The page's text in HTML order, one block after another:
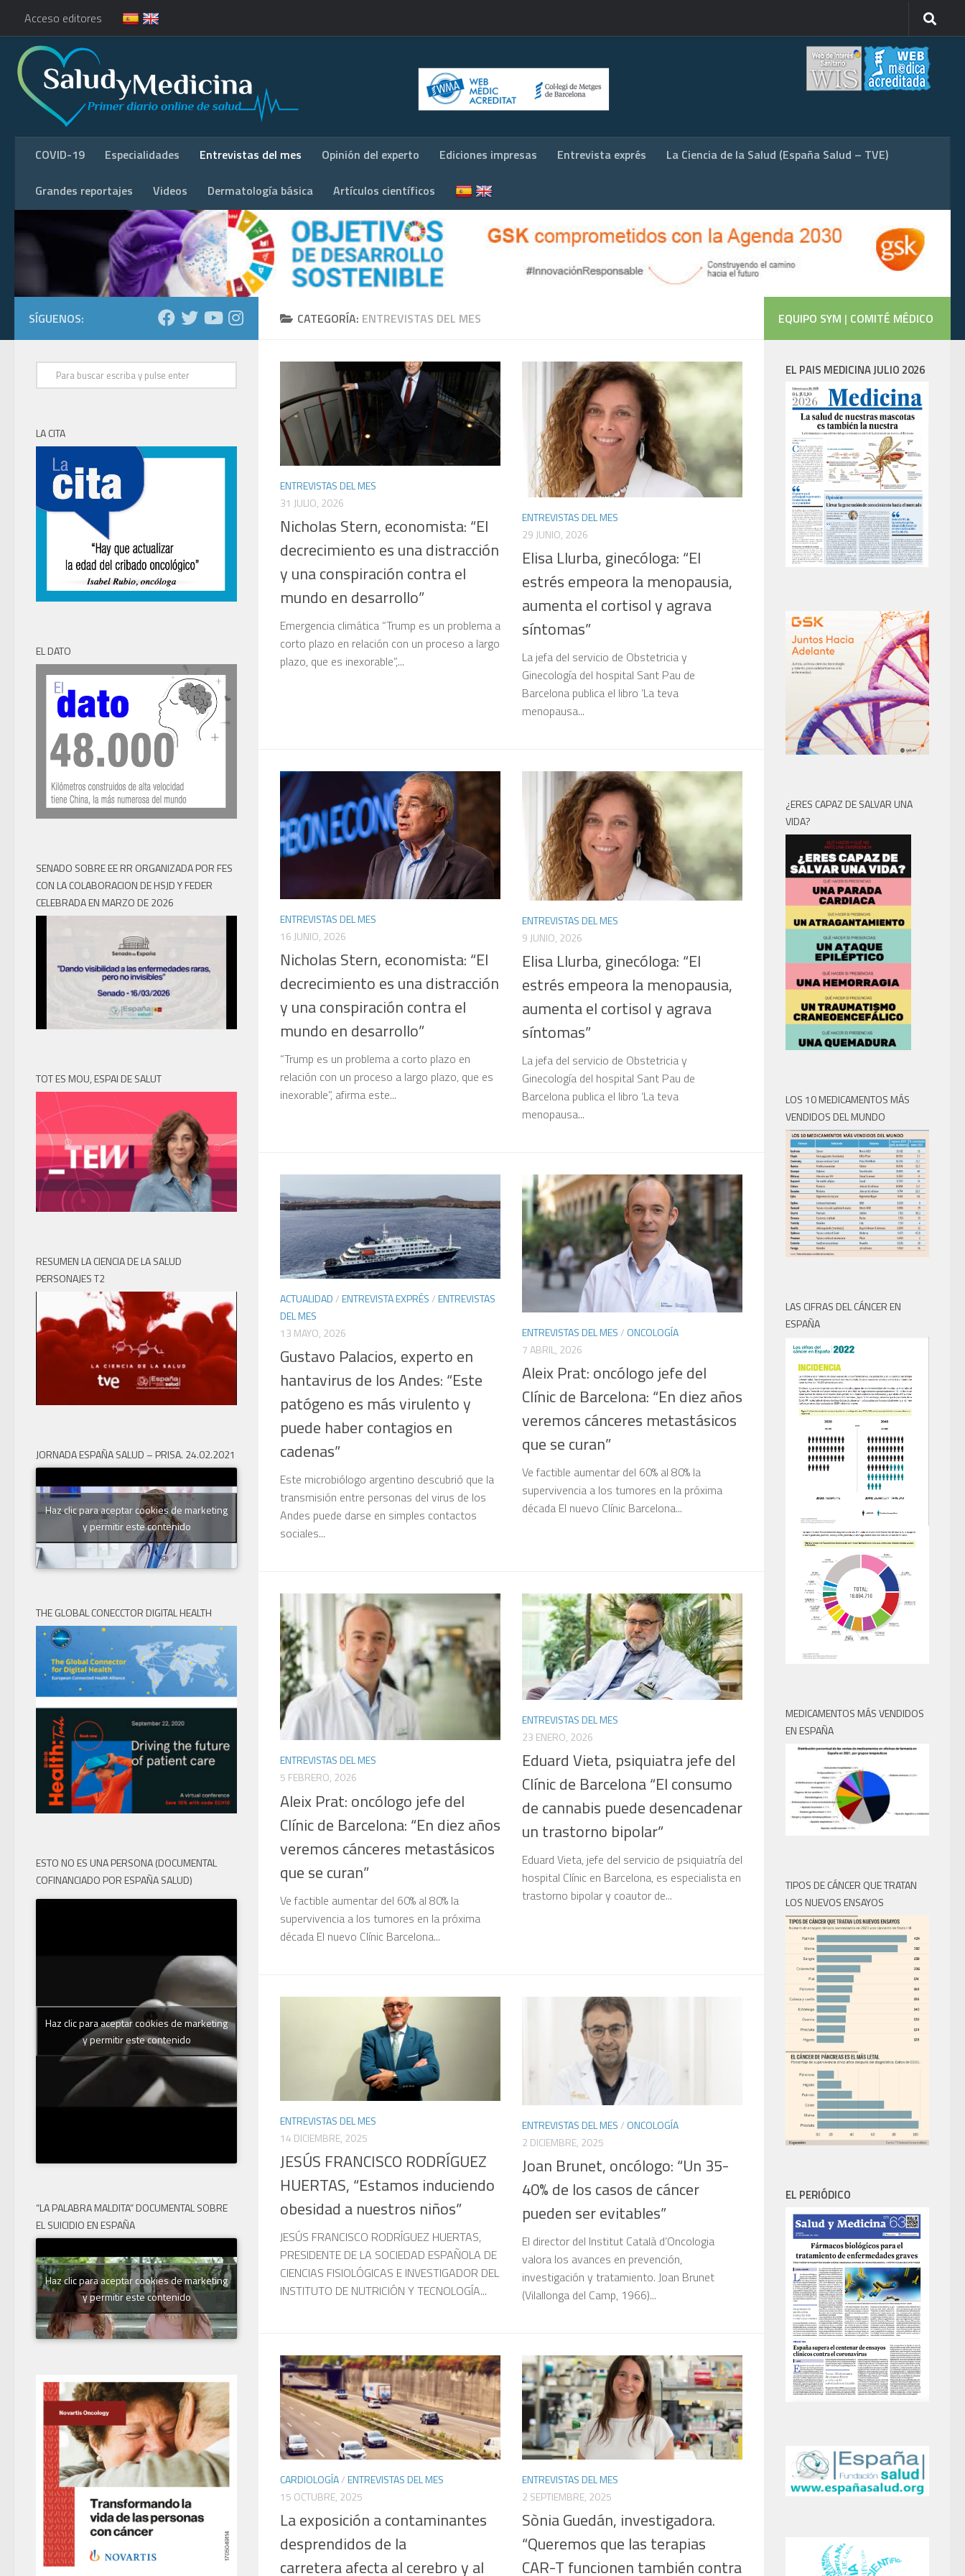
Acceso editores
COVID-19 Especialidades Entrevistas del mes Opinión del experto Ediciones impresas Entrevista exprés La Ciencia de la Salud (España Salud – TVE)
Grandes reportajes Videos Dermatología básica Artículos científicos
CATEGORÍA: ENTREVISTAS DEL MES
ENTREVISTAS DEL MES
31 JULIO, 2026
Nicholas Stern, economista: “El
decrecimiento es una distracción
y una conspiración contra el
mundo en desarrollo”
Emergencia climática “Trump es un problema a
corto plazo en relación con un proceso a largo
plazo, que es inexorable”,...
ENTREVISTAS DEL MES
29 JUNIO, 2026
Elisa Llurba, ginecóloga: “El
estrés empeora la menopausia,
aumenta el cortisol y agrava
síntomas”
La jefa del servicio de Obstetricia y
Ginecología del hospital Sant Pau de
Barcelona publica el libro ‘La teva
menopausa...
ENTREVISTAS DEL MES
16 JUNIO, 2026
Nicholas Stern, economista: “El
decrecimiento es una distracción
y una conspiración contra el
mundo en desarrollo”
“Trump es un problema a corto plazo en
relación con un proceso a largo plazo, que es
inexorable”, afirma este...
ENTREVISTAS DEL MES
9 JUNIO, 2026
Elisa Llurba, ginecóloga: “El
estrés empeora la menopausia,
aumenta el cortisol y agrava
síntomas”
La jefa del servicio de Obstetricia y
Ginecología del hospital Sant Pau de
Barcelona publica el libro ‘La teva
menopausa...
ACTUALIDAD/ENTREVISTA EXPRÉS/ENTREVISTAS
DEL MES
13 MAYO, 2026
Gustavo Palacios, experto en
hantavirus de los Andes: “Este
patógeno es más virulento y
puede haber contagios en
cadenas”
Este microbiólogo argentino descubrió que la
transmisión entre personas del virus de los
Andes puede darse en simples contactos
sociales...
ENTREVISTAS DEL MES/ ONCOLOGÍA
7 ABRIL, 2026
Aleix Prat: oncólogo jefe del
Clínic de Barcelona: “En diez años
veremos cánceres metastásicos
que se curan”
Ve factible aumentar del 60% al 80% la
supervivencia a los tumores en la próxima
década El nuevo Clínic Barcelona...
ENTREVISTAS DEL MES
5 FEBRERO, 2026
Aleix Prat: oncólogo jefe del
Clínic de Barcelona: “En diez años
veremos cánceres metastásicos
que se curan”
Ve factible aumentar del 60% al 80% la
supervivencia a los tumores en la próxima
década El nuevo Clínic Barcelona...
ENTREVISTAS DEL MES
23 ENERO, 2026
Eduard Vieta, psiquiatra jefe del
Clínic de Barcelona “El consumo
de cannabis puede desencadenar
un trastorno bipolar”
Eduard Vieta, jefe del servicio de psiquiatría del
hospital Clínic en Barcelona, es especialista en
trastorno bipolar y coautor de...
ENTREVISTAS DEL MES
14 DICIEMBRE, 2025
JESÚS FRANCISCO RODRÍGUEZ
HUERTAS, “Estamos induciendo
obesidad a nuestros niños”
JESÚS FRANCISCO RODRÍGUEZ HUERTAS,
PRESIDENTE DE LA SOCIEDAD ESPAÑOLA DE
CIENCIAS FISIOLÓGICAS E INVESTIGADOR DEL
INSTITUTO DE NUTRICIÓN Y TECNOLOGÍA...
ENTREVISTAS DEL MES/ ONCOLOGÍA
2 DICIEMBRE, 2025
Joan Brunet, oncólogo: “Un 35-
40% de los casos de cáncer
pueden ser evitables”
El director del Institut Català d’Oncologia
valora los avances en prevención,
investigación y tratamiento. Joan Brunet
(Vilallonga del Camp, 1966)...
CARDIOLOGÍA/ENTREVISTAS DEL MES
15 OCTUBRE, 2025
La exposición a contaminantes
desprendidos de la
carretera afecta al cerebro y al
ENTREVISTAS DEL MES
2 SEPTIEMBRE, 2025
Sònia Guedán, investigadora.
“Queremos que las terapias
CAR-T funcionen también contra
SÍGUENOS:
LA CITA
EL DATO
SENADO SOBRE EE RR ORGANIZADA POR FES
CON LA COLABORACION DE HSJD Y FEDER
CELEBRADA EN MARZO DE 2026
TOT ES MOU, ESPAI DE SALUT
RESUMEN LA CIENCIA DE LA SALUD
PERSONAJES T2
JORNADA ESPAÑA SALUD – PRISA. 24.02.2021
Haz clic para aceptar cookies de marketing
y permitir este contenido
THE GLOBAL CONECCTOR DIGITAL HEALTH
ESTO NO ES UNA PERSONA (DOCUMENTAL
COFINANCIADO POR ESPAÑA SALUD)
Haz clic para aceptar cookies de marketing
y permitir este contenido
“LA PALABRA MALDITA” DOCUMENTAL SOBRE
EL SUICIDIO EN ESPAÑA
Haz clic para aceptar cookies de marketing
y permitir este contenido
EQUIPO SYM | COMITÉ MÉDICO
EL PAIS MEDICINA JULIO 2026
¿ERES CAPAZ DE SALVAR UNA
VIDA?
LOS 10 MEDICAMENTOS MÁS
VENDIDOS DEL MUNDO
LAS CIFRAS DEL CÁNCER EN
ESPAÑA
MEDICAMENTOS MÁS VENDIDOS
EN ESPAÑA
TIPOS DE CÁNCER QUE TRATAN
LOS NUEVOS ENSAYOS
EL PERIÓDICO